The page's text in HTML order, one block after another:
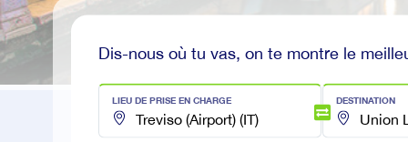
Dis-nous où tu vas, on te montre le
LIEU DE PRISE EN CHARGE DESTINATION